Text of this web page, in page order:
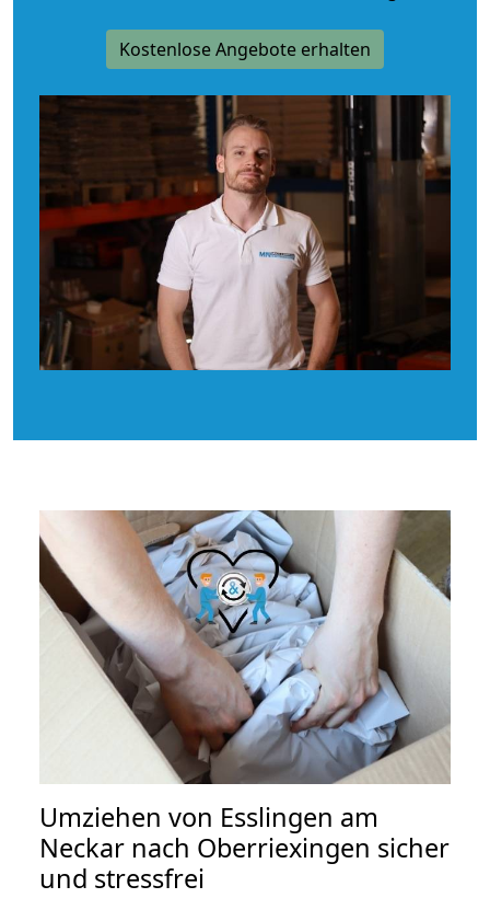
Kostenlose Angebote erhalten
Umziehen von Esslingen am
Neckar nach Oberriexingen sicher
und stressfrei